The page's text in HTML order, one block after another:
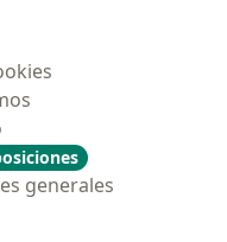
generales